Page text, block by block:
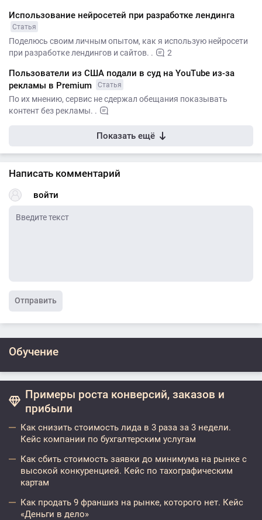
Использование нейросетей при разработке лендинга
Статья
Поделюсь своим личным опытом, как я использую нейросети
при разработке лендингов и сайтов. .
2
Пользователи из США подали в суд на YouTube из-за
рекламы в Premium
Статья
По их мнению, сервис не сдержал обещания показывать
контент без рекламы. .
Показать ещё
Написать комментарий
войти
Отправить
Обучение
Примеры роста конверсий, заказов и
прибыли
Как снизить стоимость лида в 3 раза за 3 недели.
Кейс компании по бухгалтерским услугам
Как сбить стоимость заявки до минимума на рынке с
высокой конкуренцией. Кейс по тахографическим
картам
Как продать 9 франшиз на рынке, которого нет. Кейс
«Деньги в дело»